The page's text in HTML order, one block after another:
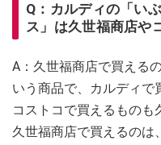
Q：カルディの「い
ス」は久世福商店や
A：久世福商店で買える
いう商品で、カルディで
コストコで買えるものも
久世福商店で買えるのは